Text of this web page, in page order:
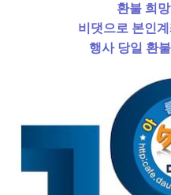
환불 희
비댓으로 본인
행사 당일 환